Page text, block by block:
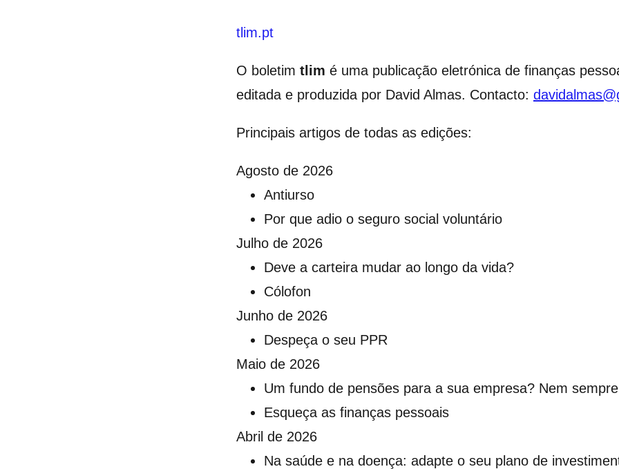
tlim.pt
O boletim tlim é uma publicação eletrónica de finanças
editada e produzida por David Almas. Contacto:
Principais artigos de todas as edições:
Agosto de 2026
Antiurso
Por que adio o seguro social voluntário
Julho de 2026
Deve a carteira mudar ao longo da vida?
Cólofon
Junho de 2026
Despeça o seu PPR
Maio de 2026
Um fundo de pensões para a sua empresa? Nem
Esqueça as finanças pessoais
Abril de 2026
Na saúde e na doença: adapte o seu plano de